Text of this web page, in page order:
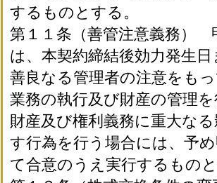
するものとする。
第１１条（善管注意義務）
は、本契約締結後効力発生日
善良なる管理者の注意をも
業務の執行及び財産の管理
財産及び権利義務に重大な
す行為を行う場合には、予
て合意のうえ実行するものと